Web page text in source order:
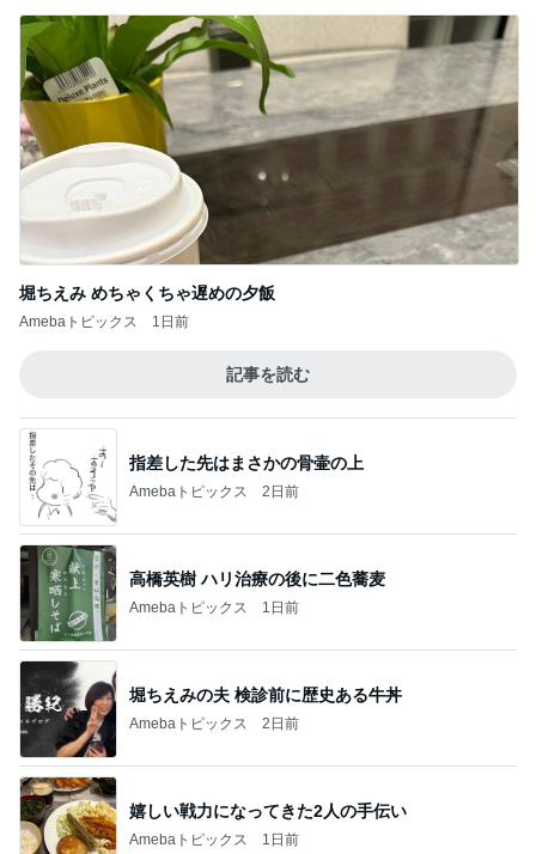
堀ちえみ めちゃくちゃ遅めの夕飯
Amebaトピックス 1日前
記事を読む
指差した先はまさかの骨壷の上
Amebaトピックス 2日前
高橋英樹 ハリ治療の後に二色蕎麦
Amebaトピックス 1日前
堀ちえみの夫 検診前に歴史ある牛丼
Amebaトピックス 2日前
嬉しい戦力になってきた2人の手伝い
Amebaトピックス 1日前